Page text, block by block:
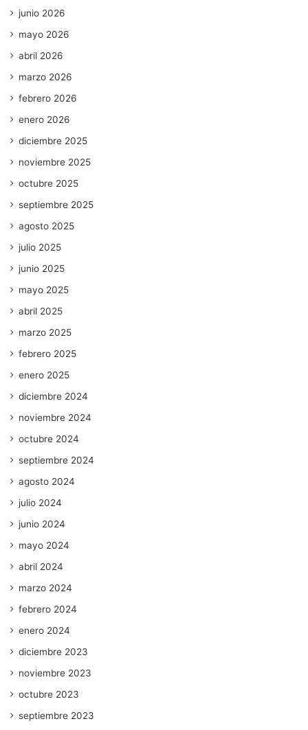
junio 2026
mayo 2026
abril 2026
marzo 2026
febrero 2026
enero 2026
diciembre 2025
noviembre 2025
octubre 2025
septiembre 2025
agosto 2025
julio 2025
junio 2025
mayo 2025
abril 2025
marzo 2025
febrero 2025
enero 2025
diciembre 2024
noviembre 2024
octubre 2024
septiembre 2024
agosto 2024
julio 2024
junio 2024
mayo 2024
abril 2024
marzo 2024
febrero 2024
enero 2024
diciembre 2023
noviembre 2023
octubre 2023
septiembre 2023